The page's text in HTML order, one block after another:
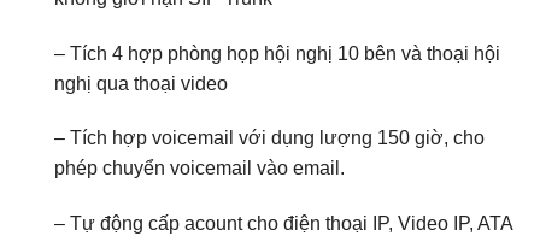
– Tích 4 hợp phòng họp hội nghị 10 bên và thoại hội
nghị qua thoại video
– Tích hợp voicemail với dụng lượng 150 giờ, cho
phép chuyển voicemail vào email.
– Tự động cấp acount cho điện thoại IP, Video IP, ATA